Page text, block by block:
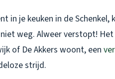
in je keuken in de
weg. Alweer verstopt!
of De Akkers woont, een
strijd.